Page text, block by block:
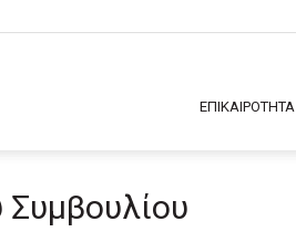
ΕΠΙΚΑΙΡΟΤΗΤΑ
Συμβουλίου